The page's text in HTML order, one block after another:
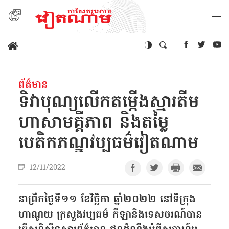
ព័ត៌មាន
ទិវាបុណ្យលើកតម្កើងស្មារតីម
ហាសាមគ្គីភាព និងតម្លៃ
បេតិកភណ្ឌវប្បធម៌វៀតណាម
12/11/2022
នាព្រឹកថ្ងៃទី១១ ខែវិច្ឆិកា ឆ្នាំ២០២២ នៅទីក្រុង
ហាណូយ ក្រសួងវប្បធម៌ កីឡានិងទេសចរណ៍បាន